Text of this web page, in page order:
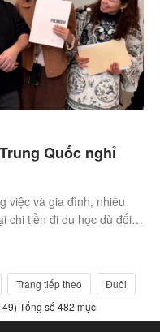
Quốc nghỉ
việc và gia đình, nhiều
chi tiền đi du học dù đối
Trang tiếp theo
Đuôi
49) Tổng số 482 mục